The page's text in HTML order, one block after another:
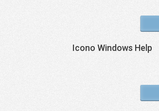
Icono Windows Help